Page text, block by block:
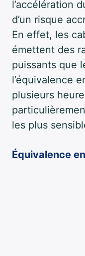
l’accélération
d’un risque
En effet, les
émettent des
puissants que
l’équivalence
plusieurs
les plus
Équivalence